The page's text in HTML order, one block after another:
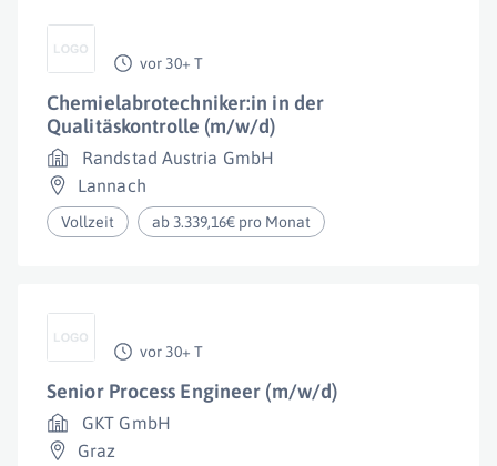
vor 30+ T
Chemielabrotechniker:in in der
Qualitäskontrolle (m/w/d)
Randstad Austria GmbH
Lannach
Vollzeit ab 3.339,16€ pro Monat
vor 30+ T
Senior Process Engineer (m/w/d)
GKT GmbH
Graz